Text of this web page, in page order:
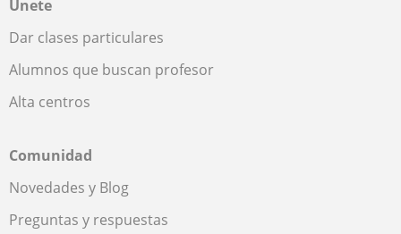
Únete
Dar clases particulares
Alumnos que buscan profesor
Alta centros
Comunidad
Novedades y Blog
Preguntas y respuestas